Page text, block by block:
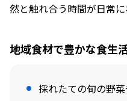
然と触れ合う時間が日常に
地域食材で豊かな食生
採れたての旬の野